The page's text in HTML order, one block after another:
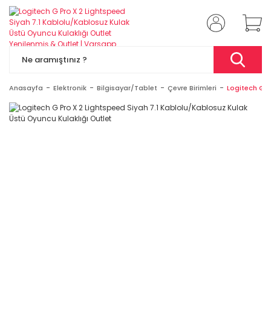
Anasayfa Elektronik Bilgisayar/Tablet Çevre Birimleri Logitech G